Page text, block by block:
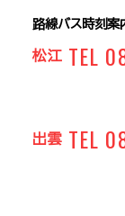
路線バス時刻案
松江 TEL
出雲 TEL